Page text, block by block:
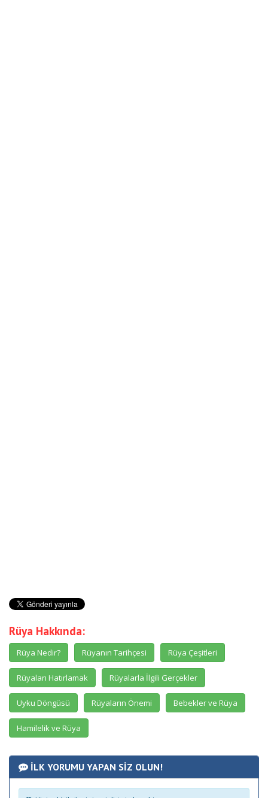
Rüya Hakkında:
Rüya Nedir? Rüyanın Tarihçesi Rüya Çeşitleri
Rüyaları Hatırlamak Rüyalarla İlgili Gerçekler
Uyku Döngüsü Rüyaların Önemi Bebekler ve Rüya
Hamilelik ve Rüya
İLK YORUMU YAPAN SİZ OLUN!